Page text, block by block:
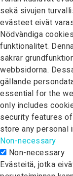
sekä sivujen
evästeet eivät
Nödvändiga
funktionalitet.
säkrar
webbsidorna.
gällande
essential for the
only includes
security features
store any personal
Non-necessary
Non-necessary
Evästeitä, jotka